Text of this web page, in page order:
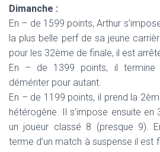
Dimanche :
En – de 1599 points, Arthur
la plus belle perf de sa jeune
pour les 32ème de finale, il est
En – de 1399 points, il termine
démériter pour autant.
En – de 1199 points, il prend la
hétérogène. Il s’impose ensuite
un joueur classé 8 (presque 9).
terme d’un match à suspense il est